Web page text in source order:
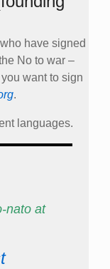
have signed
No to war –
you want to sign
.
languages.
nato at